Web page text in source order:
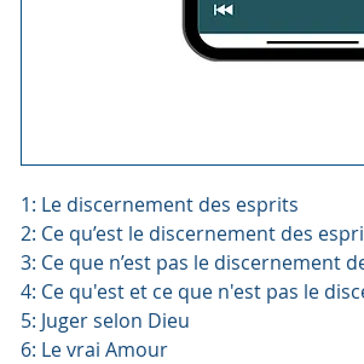
1: Le discernement des esprits
2: Ce qu’est le discernement des
3: Ce que n’est pas le discernement
4: Ce qu'est et ce que n'est pas le
5: Juger selon Dieu
6: Le vrai Amour